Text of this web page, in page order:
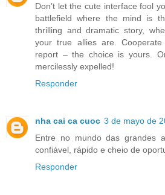
Don’t let the cute interface fool
battlefield where the mind is
thrilling and dramatic story,
your true allies are.
report – the choice is yours.
mercilessly expelled!
Responder
nha cai ca cuoc 3 de mayo de
Entre no mundo das grandes
confiável, rápido e cheio de
Responder